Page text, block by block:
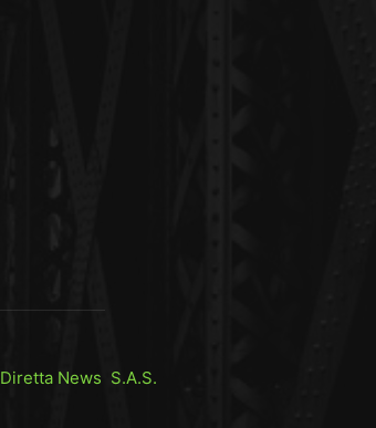
News S.A.S.